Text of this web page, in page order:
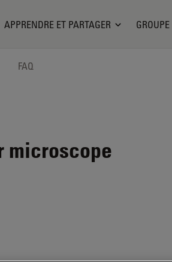
APPRENDRE ET PARTAGER GROUPE
FAQ
microscope